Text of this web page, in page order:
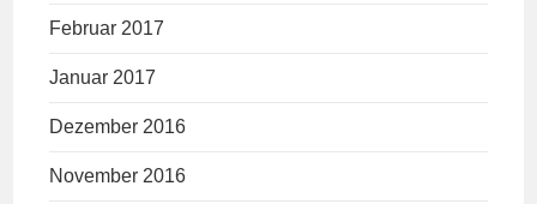
Februar 2017
Januar 2017
Dezember 2016
November 2016